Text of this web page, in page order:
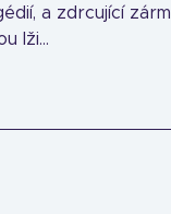
a zdrcující
lži…